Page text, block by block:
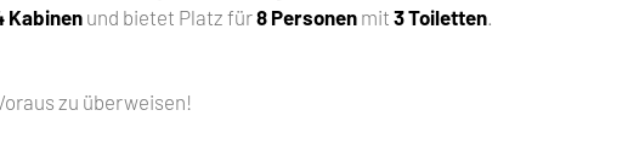
Kabinen und bietet Platz für8 Personen mit3 Toiletten
zu überweisen!